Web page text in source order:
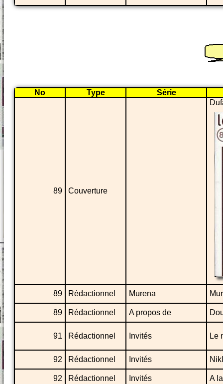
No Type Série
89 Couverture
89 Rédactionnel Murena
89 Rédactionnel A propos de
91 Rédactionnel Invités Le
92 Rédactionnel Invités
92 Rédactionnel Invités A